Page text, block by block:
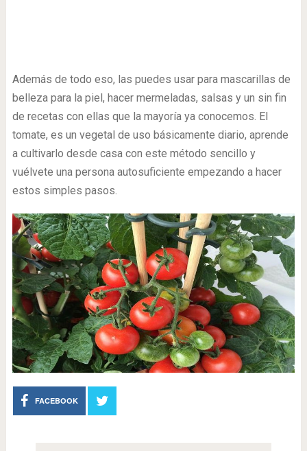
Además de todo eso, las puedes usar para mascarillas de
belleza para la piel, hacer mermeladas, salsas y un sin fin
de recetas con ellas que la mayoría ya conocemos. El
tomate, es un vegetal de uso básicamente diario, aprende
a cultivarlo desde casa con este método sencillo y
vuélvete una persona autosuficiente empezando a hacer
estos simples pasos.
FACEBOOK